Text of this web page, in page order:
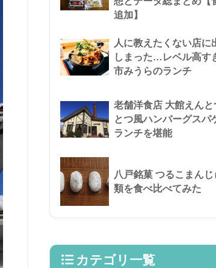
追加】
人に教えたくない店に
しまった…レベル高す
市みうらのランチ
老舗洋食店 大館えん
とつ風ハンバーグスパ
ランチを堪能
八戸銘菓 つるこまん
類を食べ比べてみた
カテゴリ一覧